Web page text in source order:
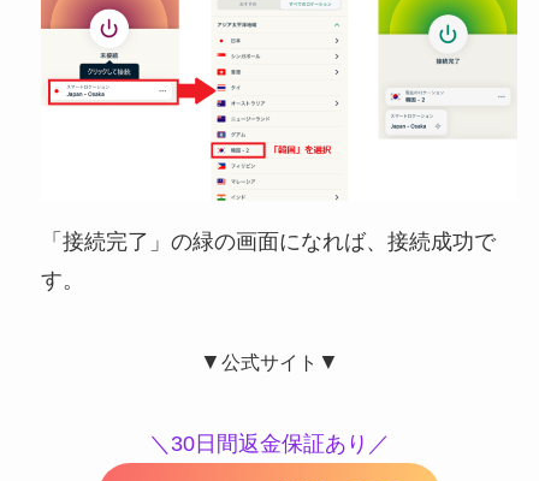
「接続完了」の緑の画面になれば、接続成功で
す。
▼ 公式サイト ▼
＼30日間返金保証あり／